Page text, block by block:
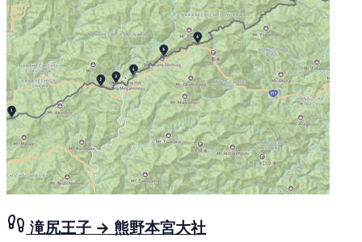
滝尻王子 → 熊野本宮大社